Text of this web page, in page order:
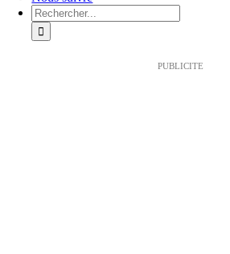
Rechercher:
PUBLICITE